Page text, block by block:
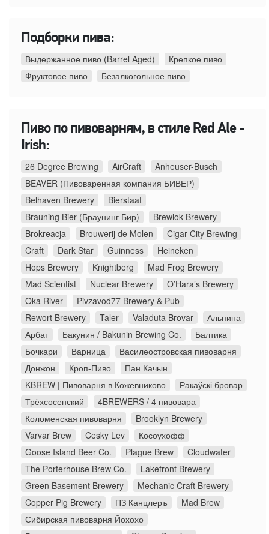
Подборки пива:
Выдержанное пиво (Barrel Aged)
Крепкое пиво
Фруктовое пиво
Безалкогольное пиво
Пиво по пивоварням, в стиле Red Ale -
Irish:
26 Degree Brewing AirCraft
Anheuser-Busch
BEAVER (Пивоваренная компания БИВЕР)
Belhaven Brewery
Bierstaat
Brauning Bier (Браунинг Бир)
Brewlok Brewery
Brokreacja
Brouwerij de Molen
Cigar City Brewing
Craft
Dark Star Guinness
Heineken
Hops Brewery
Knightberg
Mad Frog Brewery
Mad Scientist
Nuclear Brewery
O’Hara’s Brewery
Oka River
Pivzavod77 Brewery & Pub
Rewort Brewery
Taler Valaduta Brovar
Альпина
Арбат
Бакунин / Bakunin Brewing Co.
Балтика
Бочкари
Варница
Василеостровская пивоварня
Донжон
Кроп-Пиво
Пан Качын
KBREW | Пивоварня в Кожевниково
Ракаўскі бровар
Трёхсосенский
4BREWERS / 4 пивовара
Коломенская пивоварня
Brooklyn Brewery
Varvar Brew
Česky Lev
Косоухофф
Goose Island Beer Co.
Plague Brew
Cloudwater
The Porterhouse Brew Co.
Lakefront Brewery
Green Basement Brewery
Mechanic Craft Brewery
Copper Pig Brewery
ПЗ Канцлеръ
Mad Brew
Сибирская пивоварня Йохохо